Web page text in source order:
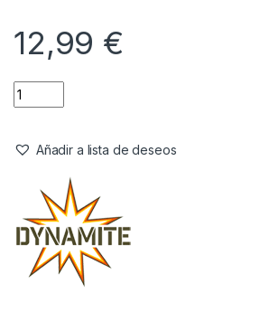
Stock: 13 disponibles
Method es el acompañamiento
atrayentes que los pellets y es ideal
los comederos de las jaulas cuando se
12,99€